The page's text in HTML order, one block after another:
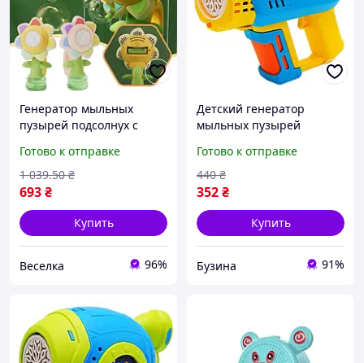
Генератор мыльных
пузырей подсолнух с
скорости для детей и
взрослых FLAME
Готово к отправке
693₴
1 039.50 ₴
Купить
Веселка 96%
Детский генератор
мыльных пузырей
buzyna
Готово к отправке
352₴
440 ₴
Купить
Бузина 91%